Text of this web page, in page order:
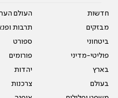
חדשות
מבזקים
ביטחוני
פוליטי-מדיני
בארץ
בעולם
העולם
תרבות
ספורט
פורומים
יהדות
צרכנות